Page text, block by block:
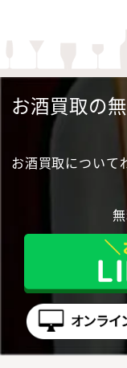
お酒買取の
お酒買取について